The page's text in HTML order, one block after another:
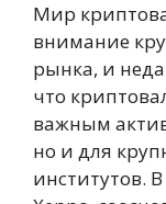
Мир
внимание
рынка, и
что
важным
но и для
институтов.